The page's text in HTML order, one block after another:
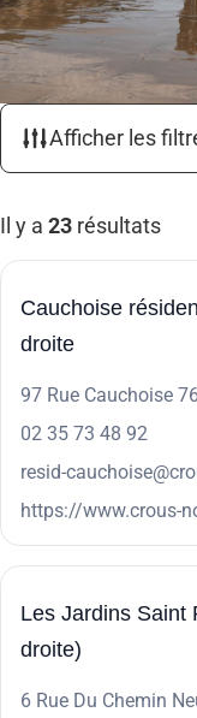
Afficher les
Il y a 23 résultats
Cauchoise
droite
97 Rue Cauchoise
02 35 73 48 92
resid-
https://www.crous-
Les Jardins Saint
droite)
6 Rue Du Chemin